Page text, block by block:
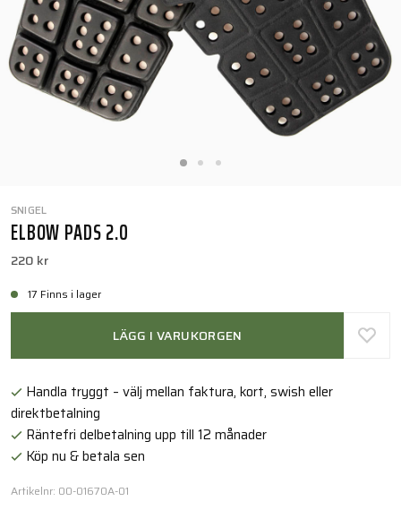
SNIGEL
ELBOW PADS 2.0
220 kr
17 Finns i lager
LÄGG I VARUKORGEN
Handla tryggt – välj mellan faktura, kort, swish eller
direktbetalning
Räntefri delbetalning upp till 12 månader
Köp nu & betala sen
Artikelnr: 00-01670A-01